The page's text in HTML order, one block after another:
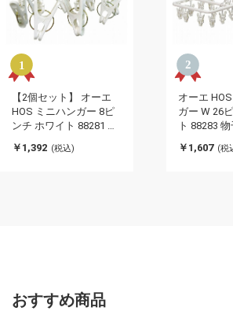
【2個セット】 オーエ
HOS ミニハンガー 8ピ
ンチ ホワイト 88281 物
個 室内 小さい トラベル
￥1,392 (税込)
オーエ
ガー W 26
ト 88283
ア 室内(代
￥1,607 (税
おすすめ商品